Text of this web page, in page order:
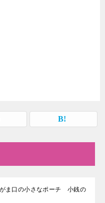
ま口の小さなポーチ 小銭の